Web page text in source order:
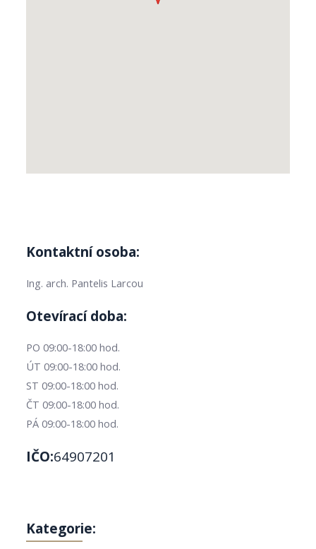
Kontaktní osoba:
Ing. arch. Pantelis Larcou
Otevírací doba:
PO 09:00-18:00 hod.
ÚT 09:00-18:00 hod.
ST 09:00-18:00 hod.
ČT 09:00-18:00 hod.
PÁ 09:00-18:00 hod.
IČO:64907201
Kategorie: